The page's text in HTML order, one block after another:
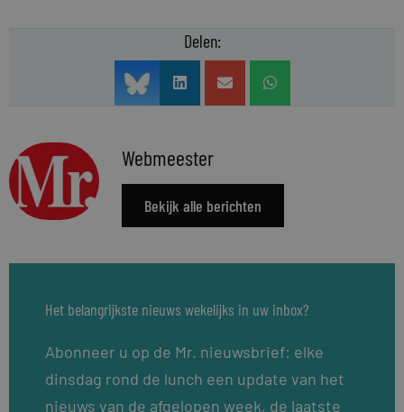
Delen:
Webmeester
Bekijk alle berichten
Het belangrijkste nieuws wekelijks in uw inbox?
Abonneer u op de Mr. nieuwsbrief: elke
dinsdag rond de lunch een update van het
nieuws van de afgelopen week, de laatste